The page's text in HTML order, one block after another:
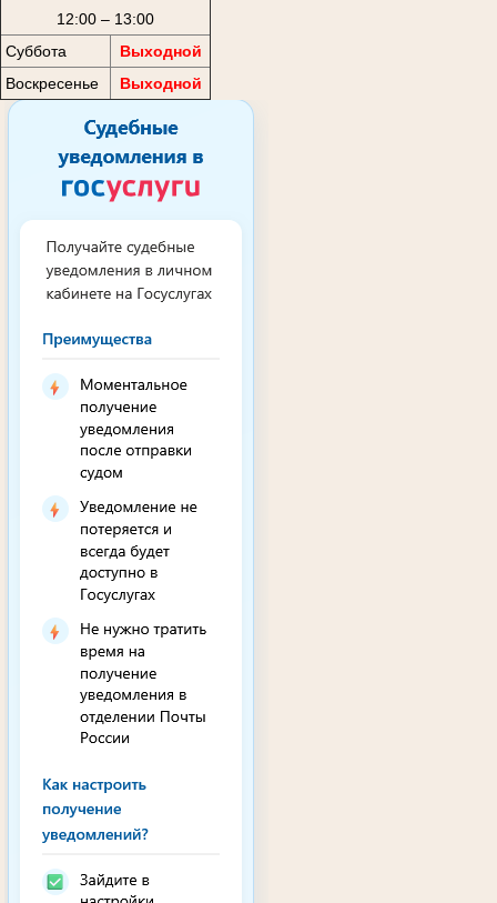
12:00 – 13:00
Суббота
Выходной
Воскресенье
Выходной